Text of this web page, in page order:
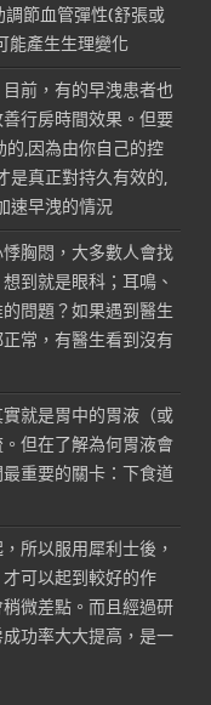
節血管彈性(舒張或
能產生生理變化
前，有的早洩患者也
行房時間效果。但要
,因為由你自己的控
是真正對持久有效的,
速早洩的情況
胸悶，大多數人會找
到就是眼科；耳鳴、
問題？如果遇到醫生
常，有醫生看到沒有
就是胃中的胃液（或
但在了解為何胃液會
重要的關卡：下食道
所以服用犀利士後，
可以起到較好的作
微差點。而且經過研
功率大大提高，是一